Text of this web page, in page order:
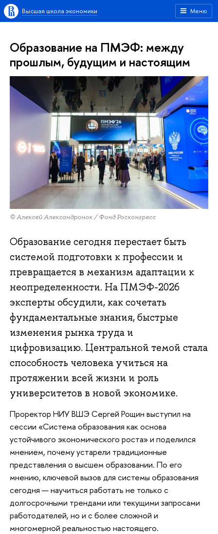
Меню
Высшая школа экономики
Образование на ПМЭФ: между
прошлым, будущим и настоящим
© Алексей Александронок / Фонд Росконгресс
Образование сегодня перестает быть
системой подготовки к профессии и
превращается в механизм адаптации к
неопределенности. На ПМЭФ-2026
эксперты обсудили, как сочетать
фундаментальные знания, быстрые
изменения рынка труда и
цифровизацию. Центральной темой стала
способность человека учиться на
протяжении всей жизни и роль
университетов в новой экономике.
Проректор НИУ ВШЭ Сергей Рощин выступил на
сессии «Система образования как основа
устойчивого экономического роста» и поделился
мнением, почему устарели традиционные
представления о высшем образовании. По его
мнению, ключевой вызов для системы образования
сегодня — научиться работать не только с
долгосрочными трендами или текущими запросами
работодателей, но и с более сложной и
многомерной реальностью настоящего.